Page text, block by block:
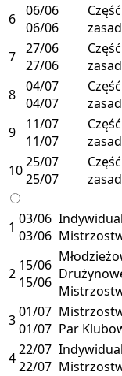
6 06/06
06/06
Część
7 27/06
27/06
Część
8 04/07
04/07
Część
9
11/07
11/07
Część
1025/07
25/07
Część
1 03/06
03/06
2 15/06
15/06
301/07
01/07 Par
422/07
22/07